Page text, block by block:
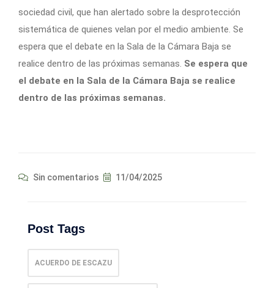
sociedad civil, que han alertado sobre la desprotección
sistemática de quienes velan por el medio ambiente. Se
espera que el debate en la Sala de la Cámara Baja se
realice dentro de las próximas semanas. Se espera que
el debate en la Sala de la Cámara Baja se realice
dentro de las próximas semanas.
Sin comentarios 11/04/2025
Post Tags
ACUERDO DE ESCAZU